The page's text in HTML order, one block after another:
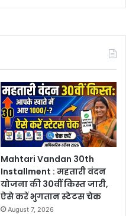
Mahtari Vandan 30th
Installment : महतारी वंदन
योजना की 30वीं किस्त जारी,
ऐसे करें भुगतान स्टेटस चेक
August 7, 2026